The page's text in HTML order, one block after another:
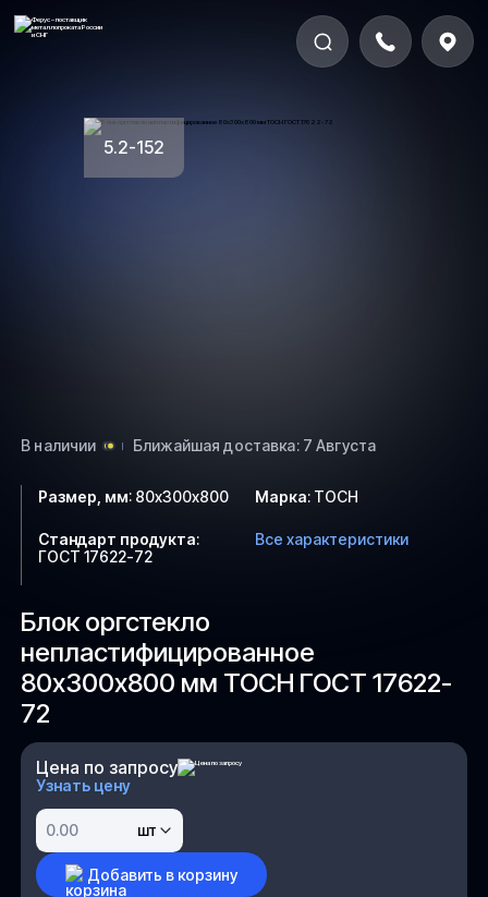
5.2-152
В наличии Ближайшая доставка: 7 Августа
Блок оргстекло
непластифицированное
80х300х800 мм ТОСН ГОСТ 17622-
72
Цена по запросу
Узнать цену
шт
Добавить в корзину
Размер, мм: 80х300х800 Марка: ТОСН
Стандарт продукта:
ГОСТ 17622-72
Все характеристики